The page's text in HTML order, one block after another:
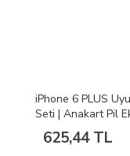
iPhone 6 PLUS
Seti | Anakart Pil
625,44 TL